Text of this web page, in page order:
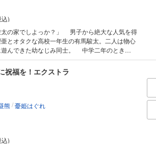
)
の家でしよっか？」 男子から絶大な人気を得
とオタクな高校一年生の有馬駿太。二人は物心
んできた幼なじみ同士。 中学二年のとき
になっていたが、高校進学後のある日、席替え
見たいなら見せてあげよっか？」と真理亜に話
駿太の部屋で真理亜が「私の身体、駿太にだけ
を脱ぎ始め、成長した胸が駿太の前に……。 エ
エッチな青春ラブコメ。 ※本作品の電子
カー文庫『男嫌いな美人姉妹を名前も告げずに
（著：みょん イラスト：ぎうにう）のお試し
祝福を！エクストラ
熊 /憂姫はぐれ
)